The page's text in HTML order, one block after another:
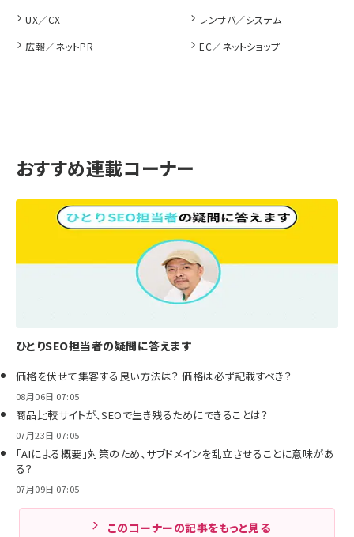
UX／CX
レンサバ／システム
広報／ネットPR
EC／ネットショップ
おすすめ連載コーナー
ひとりSEO担当者の疑問に答えます
価格を伏せて集客する良い方法は？ 価格は必ず記載すべき？
08月06日 07:05
商品比較サイトが、SEOで生き残るためにできることは？
07月23日 07:05
「AIによる概要」対策のため、サブドメインを乱立させることに意味があ
る？
07月09日 07:05
このコーナーの記事をもっと見る